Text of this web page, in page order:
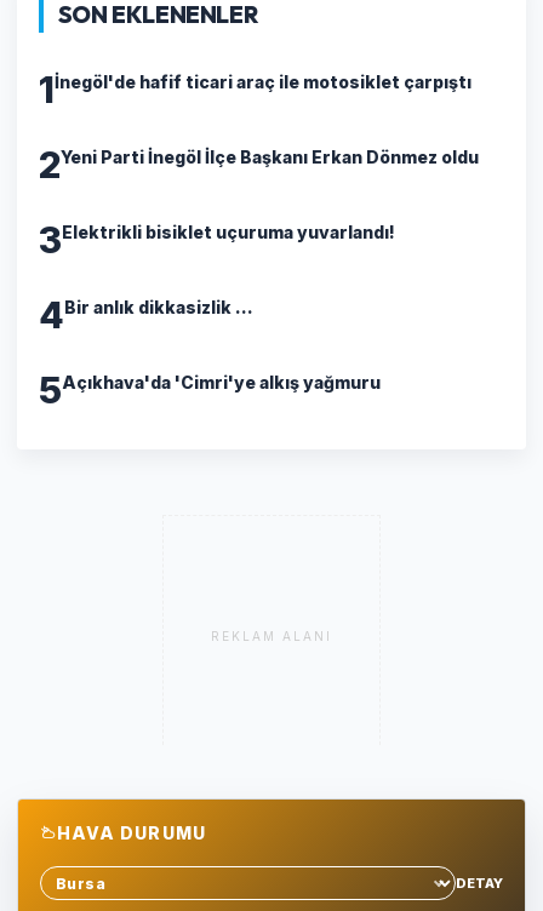
SON EKLENENLER
1İnegöl'de hafif ticari araç ile motosiklet çarpıştı
2Yeni Parti İnegöl İlçe Başkanı Erkan Dönmez oldu
3Elektrikli bisiklet uçuruma yuvarlandı!
4Bir anlık dikkasizlik ...
5Açıkhava'da 'Cimri'ye alkış yağmuru
REKLAM ALANI
HAVA DURUMU
Sehir sec
DETAY